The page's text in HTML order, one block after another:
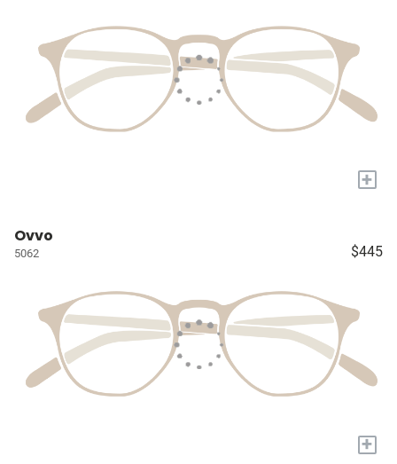
+
Ovvo
5062 $445
+